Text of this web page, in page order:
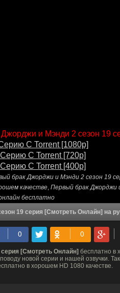
и Мэнди 2 сезон 19
С Torrent [1080p]
С Torrent [720p]
С Torrent [400p]
брак Джорджи и Мэнди 2 сезон 19
качестве Первый брак Джорджи
бесплатно
19 серия [Смотреть Онлайн] на
[Смотреть Онлайн] бесплатно в
новой серии и нашей озвучки.
в хорошем HD 1080 качестве.